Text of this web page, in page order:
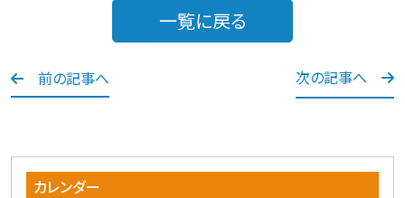
一覧に戻る
前の記事へ 次の記事へ
カレンダー